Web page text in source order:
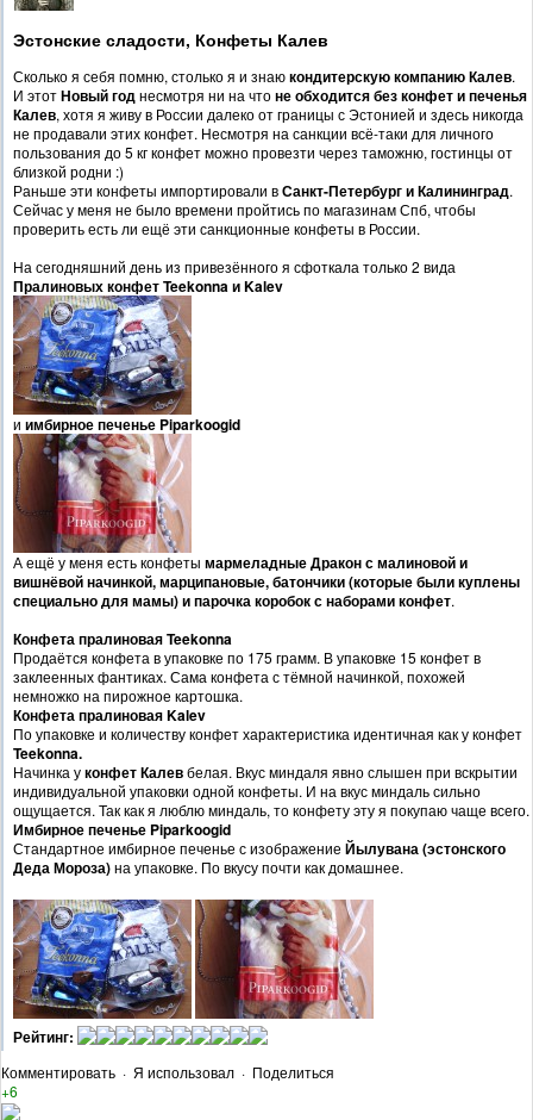
Эстонские сладости, Конфеты Калев
Сколько я себя помню, столько я и знаюкондитерскую компанию Калев.
И этотНовый год несмотря ни на чтоне обходится без конфет и печенья
Калев, хотя я живу в России далеко от границы с Эстонией и здесь никогда
не продавали этих конфет. Несмотря на санкции всё-таки для личного
пользования до 5 кг конфет можно провезти через таможню, гостинцы от
близкой родни :)
Раньше эти конфеты импортировали вСанкт-Петербург и Калининград.
Сейчас у меня не было времени пройтись по магазинам Спб, чтобы
проверить есть ли ещё эти санкционные конфеты в России.
На сегодняшний день из привезённого я сфоткала только 2 вида
Пралиновыхконфет Teekonna и Kalev
и имбирное печенье Piparkoogid
А ещё у меня есть конфеты мармеладные Дракон с малиновой и
вишнёвой начинкой, марципановые, батончики (которые были куплены
специально для мамы) и парочка коробокс наборами конфет.
Конфета пралиновая Teekonna
Продаётся конфета в упаковке по 175 грамм. В упаковке 15 конфет в
заклеенных фантиках. Сама конфета с тёмной начинкой, похожей
немножко на пирожное картошка.
Конфета пралиноваяKalev
По упаковке и количеству конфет характеристика идентичная как у конфет
Teekonna.
Начинка уконфет Калевбелая. Вкус миндаля явно слышен при вскрытии
индивидуальной упаковки одной конфеты. И на вкус миндаль сильно
ощущается. Так как я люблю миндаль, то конфету эту я покупаю чаще всего.
Имбирное печенье Piparkoogid
Стандартное имбирное печенье с изображение Йылувана (эстонского
Деда Мороза)на упаковке. По вкусу почти как домашнее.
Рейтинг:
Комментировать · Я использовал · Поделиться
+6